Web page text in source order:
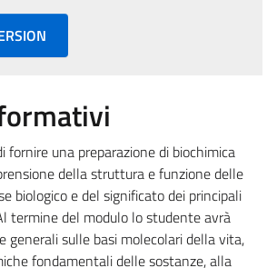
fornire una preparazione di biochimica
della struttura e funzione delle
biologico e del significato dei principali
termine del modulo lo studente avrà
generali sulle basi molecolari della vita,
fondamentali delle sostanze, alla